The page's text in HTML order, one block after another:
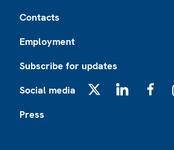
Contacts
Employment
Subscribe for updates
Social media
Press